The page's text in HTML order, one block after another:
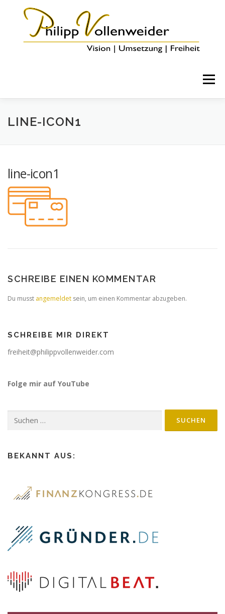
Menü
HOME ÜBER MICH
LINE-ICON1
line-icon1
SCHREIBE EINEN KOMMENTAR
Du musst angemeldet sein, um einen Kommentar abzugeben.
SCHREIBE MIR DIREKT
freiheit@philippvollenweider.com
Folge mir auf YouTube
BEKANNT AUS: